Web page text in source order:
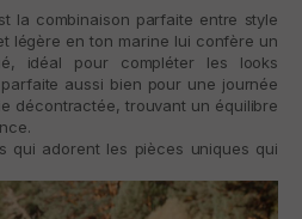
la combinaison parfaite entre style
légère en ton marine lui confère un
idéal pour compléter les looks
aussi bien pour une journée
décontractée, trouvant un équilibre
qui adorent les pièces uniques qui